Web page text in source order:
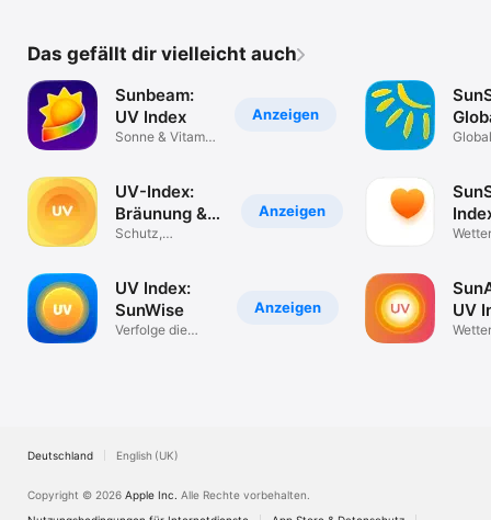
Das gefällt dir vielleicht auch
Anzeigen
Sunbeam:
UV Index
Sonne & Vitamin
Anzeigen
UV-Index:
Bräunung &
Sonne
Schutz,
Anzeigen
UV Index:
SunWise
Verfolge die
Wetter
UV
Wetter
Deutschland English (UK)
Copyright © 2026 Apple Inc. Alle Rechte vorbehalten.